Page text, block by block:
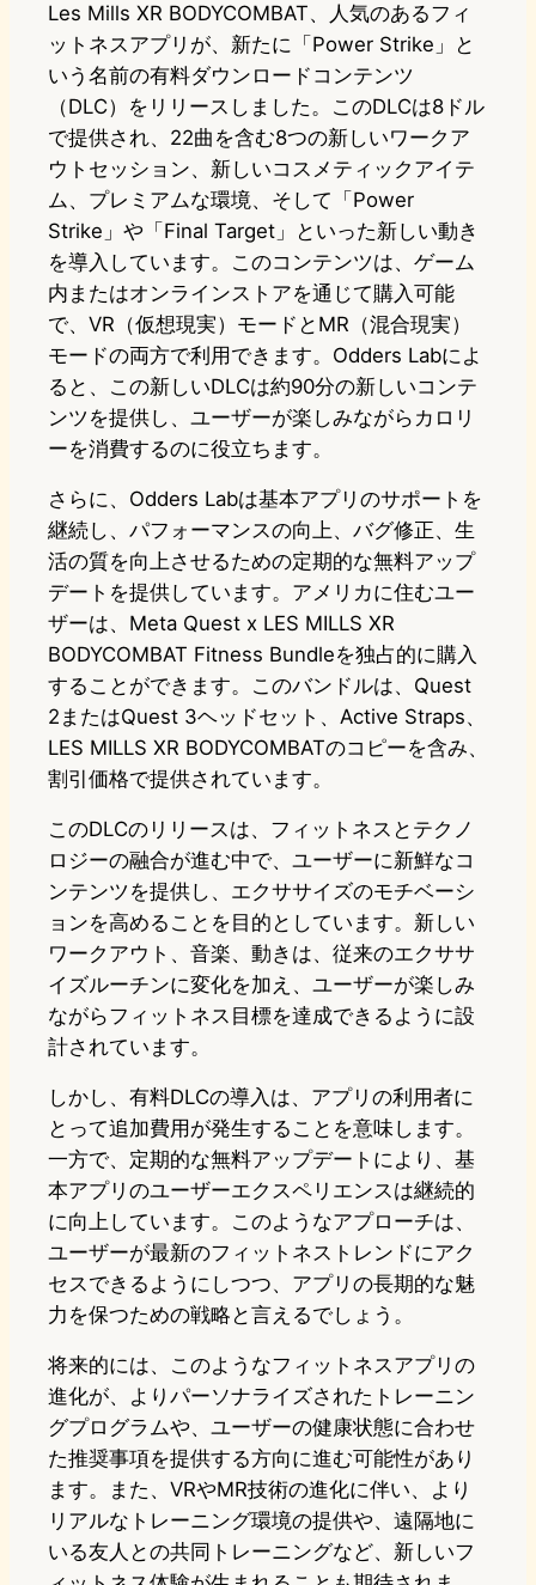
Les Mills XR BODYCOMBAT、人気のあるフィ
ットネスアプリが、新たに「Power Strike」と
いう名前の有料ダウンロードコンテンツ
（DLC）をリリースしました。このDLCは8ドル
で提供され、22曲を含む8つの新しいワークア
ウトセッション、新しいコスメティックアイテ
ム、プレミアムな環境、そして「Power
Strike」や「Final Target」といった新しい動き
を導入しています。このコンテンツは、ゲーム
内またはオンラインストアを通じて購入可能
で、VR（仮想現実）モードとMR（混合現実）
モードの両方で利用できます。Odders Labによ
ると、この新しいDLCは約90分の新しいコンテ
ンツを提供し、ユーザーが楽しみながらカロリ
ーを消費するのに役立ちます。
さらに、Odders Labは基本アプリのサポートを
継続し、パフォーマンスの向上、バグ修正、生
活の質を向上させるための定期的な無料アップ
デートを提供しています。アメリカに住むユー
ザーは、Meta Quest x LES MILLS XR
BODYCOMBAT Fitness Bundleを独占的に購入
することができます。このバンドルは、Quest
2またはQuest 3ヘッドセット、Active Straps、
LES MILLS XR BODYCOMBATのコピーを含み、
割引価格で提供されています。
このDLCのリリースは、フィットネスとテクノ
ロジーの融合が進む中で、ユーザーに新鮮なコ
ンテンツを提供し、エクササイズのモチベーシ
ョンを高めることを目的としています。新しい
ワークアウト、音楽、動きは、従来のエクササ
イズルーチンに変化を加え、ユーザーが楽しみ
ながらフィットネス目標を達成できるように設
計されています。
しかし、有料DLCの導入は、アプリの利用者に
とって追加費用が発生することを意味します。
一方で、定期的な無料アップデートにより、基
本アプリのユーザーエクスペリエンスは継続的
に向上しています。このようなアプローチは、
ユーザーが最新のフィットネストレンドにアク
セスできるようにしつつ、アプリの長期的な魅
力を保つための戦略と言えるでしょう。
将来的には、このようなフィットネスアプリの
進化が、よりパーソナライズされたトレーニン
グプログラムや、ユーザーの健康状態に合わせ
た推奨事項を提供する方向に進む可能性があり
ます。また、VRやMR技術の進化に伴い、より
リアルなトレーニング環境の提供や、遠隔地に
いる友人との共同トレーニングなど、新しいフ